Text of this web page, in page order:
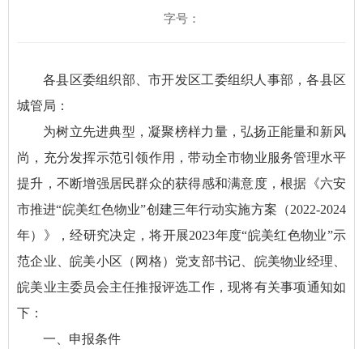
字号：
各县区委组织部、市开发区工委组织人事部，各县区
城管局：
为树立先进典型，凝聚榜样力量，弘扬正能量和新风
尚，充分发挥示范引领作用，带动全市物业服务管理水平
提升，不断增强居民群众的获得感和满意度，根据《六安
市推进“皖美红色物业”创建三年行动实施方案（2022-2024
年）》，经研究决定，将开展2023年度“皖美红色物业”示
范企业、皖美小区（网格）党支部书记、皖美物业经理、
皖美业主委员会主任推报评选工作，现将有关事项通知如
下：
一、申报条件